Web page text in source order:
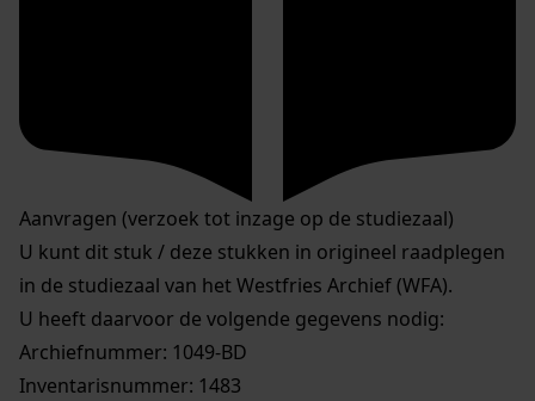
Aanvragen (verzoek tot inzage op de studiezaal)
U kunt dit stuk / deze stukken in origineel raadplegen
in de studiezaal van het Westfries Archief (WFA).
U heeft daarvoor de volgende gegevens nodig:
Archiefnummer: 1049-BD
Inventarisnummer: 1483